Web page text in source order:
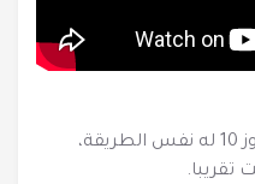
علما بأن تحميل ويندوز 11 أو ويندوز 10 له نفس الطريقة،
تقريبا.